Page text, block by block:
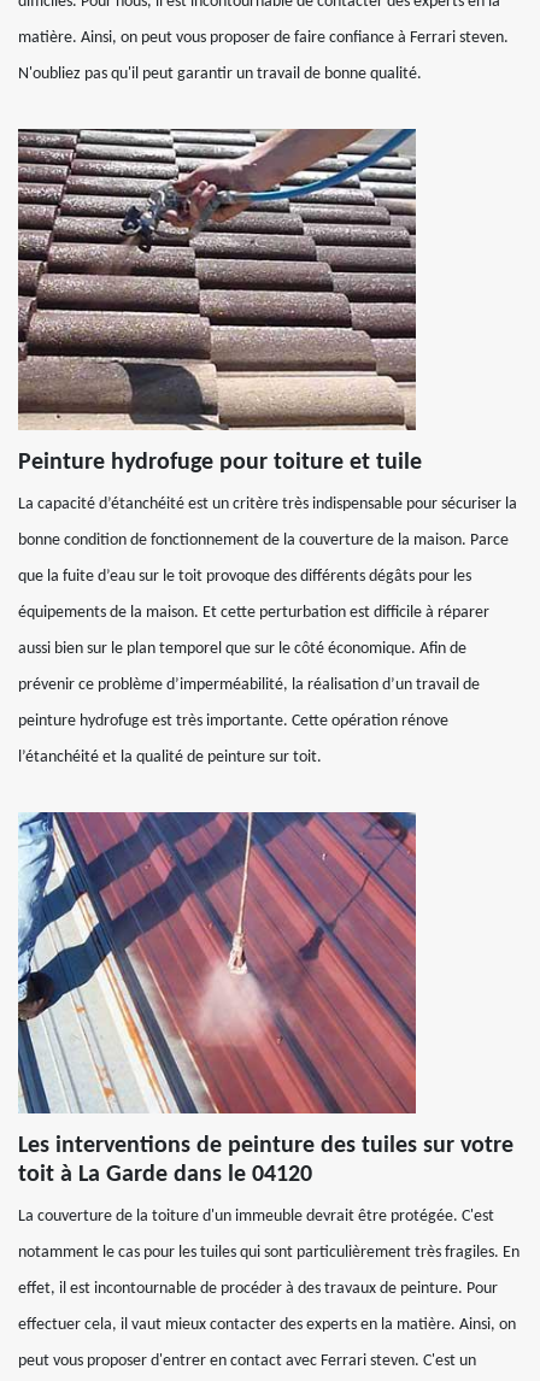
matière. Ainsi, on peut vous proposer de faire confiance à Ferrari steven.
N'oubliez pas qu'il peut garantir un travail de bonne qualité.
Peinture hydrofuge pour toiture et tuile
La capacité d’étanchéité est un critère très indispensable pour sécuriser la
bonne condition de fonctionnement de la couverture de la maison. Parce
que la fuite d’eau sur le toit provoque des différents dégâts pour les
équipements de la maison. Et cette perturbation est difficile à réparer
aussi bien sur le plan temporel que sur le côté économique. Afin de
prévenir ce problème d’imperméabilité, la réalisation d’un travail de
peinture hydrofuge est très importante. Cette opération rénove
l’étanchéité et la qualité de peinture sur toit.
Les interventions de peinture des tuiles sur votre
toit à La Garde dans le 04120
La couverture de la toiture d'un immeuble devrait être protégée. C'est
notamment le cas pour les tuiles qui sont particulièrement très fragiles. En
effet, il est incontournable de procéder à des travaux de peinture. Pour
effectuer cela, il vaut mieux contacter des experts en la matière. Ainsi, on
peut vous proposer d'entrer en contact avec Ferrari steven. C'est un